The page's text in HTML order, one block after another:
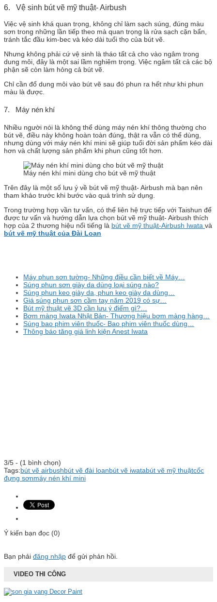
6. Vệ sinh bút vẽ mỹ thuật- Airbush
Việc vệ sinh khá quan trọng, không chỉ làm sạch súng, đúng màu
sơn trong những lần tiếp theo mà quan trọng là rửa sạch cặn bẩn,
tránh tắc đầu kim-bec và kéo dài tuổi thọ của bút vẽ.
Nhưng không phải cứ vệ sinh là tháo tất cả cho vào ngâm trong
dung môi, đây là một sai lầm nghiêm trọng. Việc ngâm tất cả các bộ
phận sẽ còn làm hỏng cả bút vẽ.
Chỉ cần đổ dung môi vào bút vẽ sau đó phun ra hết như khi phun
màu là được.
7. Máy nén khí
Nhiều người nói là không thể dùng máy nén khí thông thường cho
bút vẽ, điều này không hoàn toàn đúng, thật ra vẫn có thể dùng,
nhưng dùng với máy nén khí mini sẽ giúp tuổi đời sản phẩm kéo dài
hơn và chất lượng sản phẩm khi phun cũng tốt hơn.
Máy nén khí mini dùng cho bút vẽ mỹ thuật
Trên đây là một số lưu ý về bút vẽ mỹ thuật- Airbush mà bạn nên
tham khảo trước khi bước vào quá trình sử dụng.
Trong trường hợp vần tư vấn, có thể liên hệ trực tiếp với Taishun để
được tư vấn và hướng dẫn lựa chọn bút vẽ mỹ thuật- Airbush thích
hợp của 2 thương hiệu nổi tiếng là bút vẽ mỹ thuật-Airbush Iwata và
bút vẽ mỹ thuật của Đài Loan
Máy phun sơn tường- Những điều cần biết về Máy…
Súng phun sơn giày da dùng loại súng nào?
Súng phun keo giày da, phun keo giày da dùng…
Giá súng phun sơn cầm tay năm 2019 có sự…
Bút mỹ thuật vẽ 3D cần lưu ý điểm gì?…
Bơm màng Iwata Nhật Bản- Thương hiệu bơm màng hàng…
Súng bao phim viên thuốc- Bao phim viên thuốc dùng…
Thông báo tăng giá linh kiện Anest Iwata
3/5 - (1 bình chọn)
Tags:bút vẽ airbushbút vẽ đài loanbút vẽ iwatabút vẽ mỹ thuậtcốc
đựng sơnmáy nén khí mini
Ý kiến bạn đọc (0)
Bạn phải đăng nhập để gửi phản hồi.
VIDEO THI CÔNG